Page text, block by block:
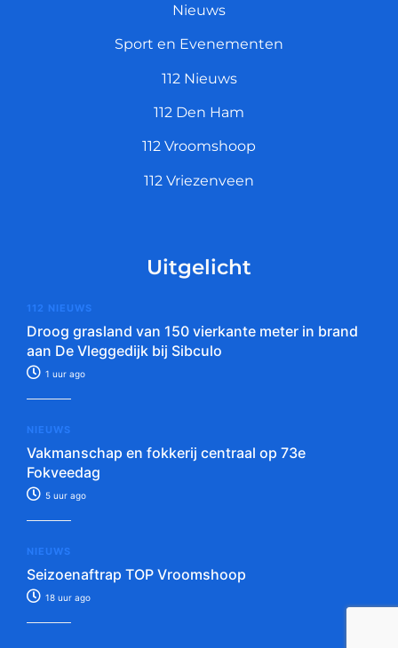
Nieuws
Sport en Evenementen
112 Nieuws
112 Den Ham
112 Vroomshoop
112 Vriezenveen
Uitgelicht
112 NIEUWS
Droog grasland van 150 vierkante meter in brand
aan De Vleggedijk bij Sibculo
1 uur ago
NIEUWS
Vakmanschap en fokkerij centraal op 73e
Fokveedag
5 uur ago
NIEUWS
Seizoenaftrap TOP Vroomshoop
18 uur ago